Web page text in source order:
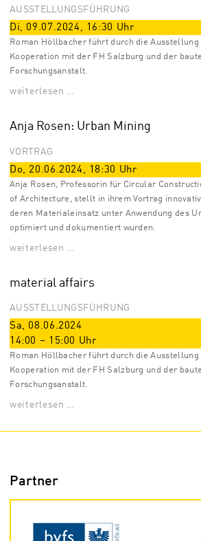
AUSSTELLUNGSFÜHRUNG
Di, 09.07.2024, 16:30 Uhr
Roman Höllbacher führt durch die
Kooperation mit der FH Salzburg und der
Forschungsanstalt.
weiterlesen …
Anja Rosen: Urban Mining
VORTRAG
Do, 20.06.2024, 18:30 Uhr
Anja Rosen, Professorin für Circular
of Architecture, stellt in ihrem Vortrag
deren Materialeinsatz unter Anwendung des
optimiert und dokumentiert wurden.
weiterlesen …
material affairs
AUSSTELLUNGSFÜHRUNG
Sa, 08.06.2024
14:00 – 15:00 Uhr
Roman Höllbacher führt durch die
Kooperation mit der FH Salzburg und der
Forschungsanstalt.
weiterlesen …
Partner